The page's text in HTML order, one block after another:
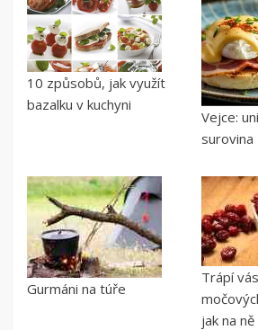
10 způsobů, jak využít
bazalku v kuchyni
Vejce:
surovina
Gurmáni na túře
Trápí
jak na